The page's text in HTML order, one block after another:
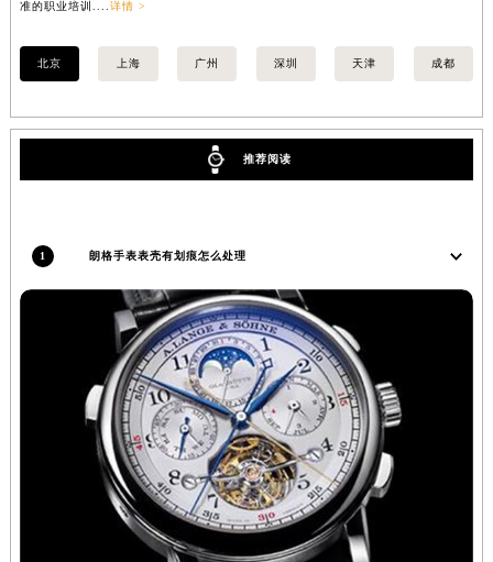
准的职业培训.... 详情 >
北京 上海 广州 深圳 天津 成都
推荐阅读
1 朗格手表表壳有划痕怎么处理